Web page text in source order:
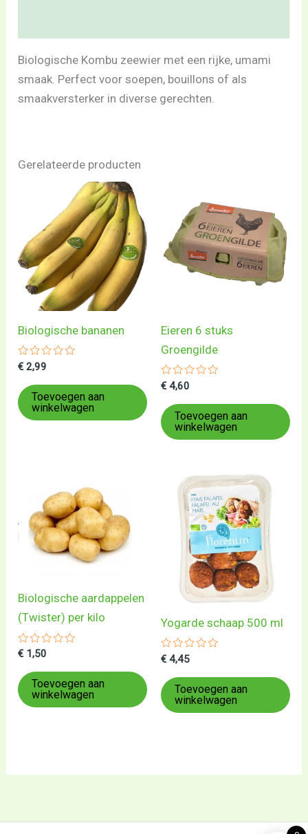
Biologische Kombu zeewier met een rijke, umami
smaak. Perfect voor soepen, bouillons of als
smaakversterker in diverse gerechten.
Gerelateerde producten
Biologische bananen
Gewaardeerd
uit
5
€ 2,99
Toevoegen aan
winkelwagen
Eieren 6 stuks
Groengilde
Gewaardeerd
uit
5
€ 4,60
Toevoegen aan
winkelwagen
Biologische aardappelen
(Twister) per kilo
Gewaardeerd
uit
5
€ 1,50
Toevoegen aan
winkelwagen
Yogarde schaap 500 ml
Gewaardeerd
uit
5
€ 4,45
Toevoegen aan
winkelwagen